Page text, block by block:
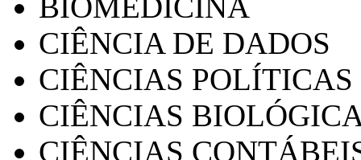
CIÊNCIA DE DADOS
CIÊNCIAS POLÍTICAS
CIÊNCIAS
CIÊNCIAS